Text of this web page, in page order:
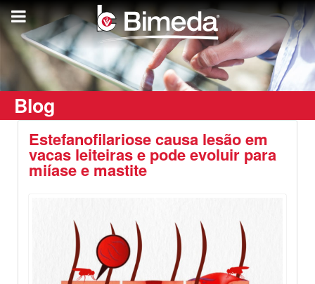
Blog
Estefanofilariose causa lesão em
vacas leiteiras e pode evoluir para
miíase e mastite